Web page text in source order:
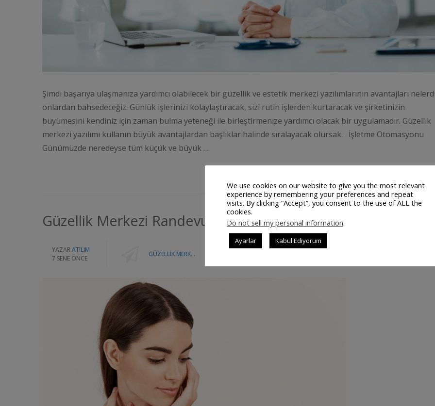
Şimdi başarıya ulaşmanıza yardımcı olabilecek bir güzellik ve estetik merkezi yazılımlarının avantajları
onlardan bahsedeceğiz. Günlük işlerinizi kolaylaştıracak, sizi rutin işlerden kurtaracak ve şirketinizin
büyümesini kendiniz için zaman bulma yeteneği ile birleştirmenize yardımcı olacak bir uygulamadır. Güzellik
merkezi yazılımı kullanın büyük avantajlardan başlıklar halinde sıralayacak olursak. İşletme Otomasyonu
Günümüzde neredeyse tüm küçük ve büyük …
DEVAMINI
Güzellik Merkezi Randevu Sistemi
YAZAR ATILIM
7 SENE ÖNCE
GÜZELLIK MERKEZI RANDEVU SISTEMI
We use cookies on our website to give you the most relevant
experience by remembering your preferences and repeat
visits. By clicking “Accept”, you consent to the use of ALL the
cookies.
Do not sell my personal information.
Ayarlar Kabul Ediyorum